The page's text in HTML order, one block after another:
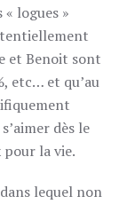
logues »
et Benoit sont
etc… et qu’au
dès le
la vie.
lequel non